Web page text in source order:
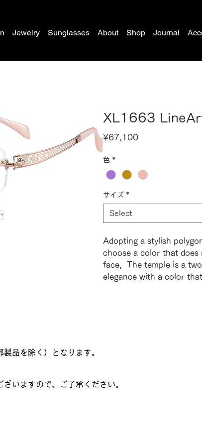
Jewelry Sunglasses About Shop Journal
XL1663
¥67,100Price
色 *
サイズ *
Select
Adopting a stylish
choose a color that
face, The temple is a
elegance with a color
品を除く）となります。
いますので、ご了承ください。